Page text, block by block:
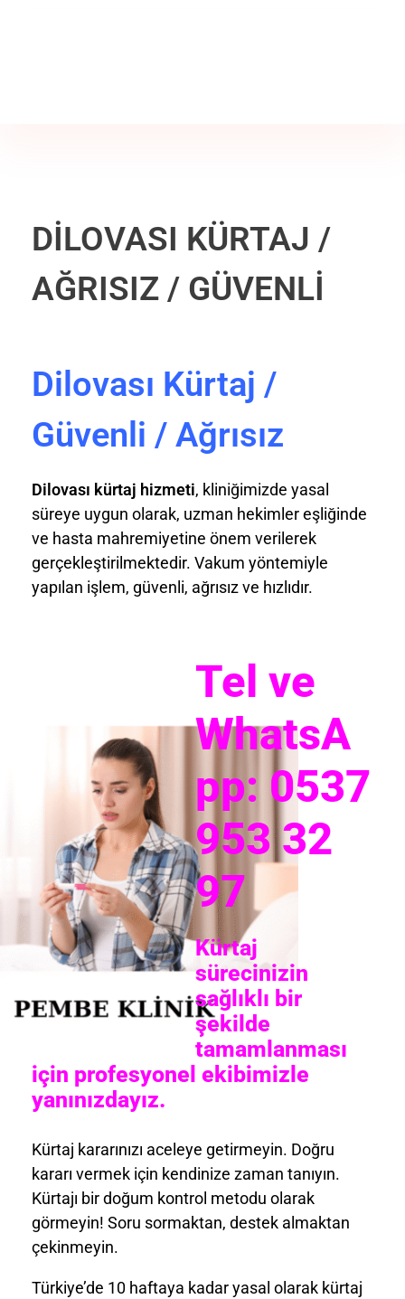
DİLOVASI KÜRTAJ /
AĞRISIZ / GÜVENLİ
Dilovası Kürtaj /
Güvenli / Ağrısız
Dilovası kürtaj hizmeti, kliniğimizde yasal
süreye uygun olarak, uzman hekimler eşliğinde
ve hasta mahremiyetine önem verilerek
gerçekleştirilmektedir. Vakum yöntemiyle
yapılan işlem, güvenli, ağrısız ve hızlıdır.
Tel ve
WhatsA
pp: 0537
953 32
97
Kürtaj
sürecinizin
sağlıklı bir
şekilde
tamamlanması
için profesyonel ekibimizle
yanınızdayız.
Kürtaj kararınızı aceleye getirmeyin. Doğru
kararı vermek için kendinize zaman tanıyın.
Kürtajı bir doğum kontrol metodu olarak
görmeyin! Soru sormaktan, destek almaktan
çekinmeyin.
Türkiye’de 10 haftaya kadar yasal olarak kürtaj